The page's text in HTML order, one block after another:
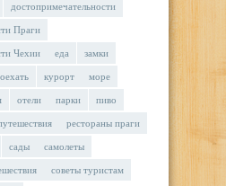
достопримечательности
Праги
Чехии еда замки
курорт море
отели парки пиво
рестораны праги
сады самолеты
советы туристам